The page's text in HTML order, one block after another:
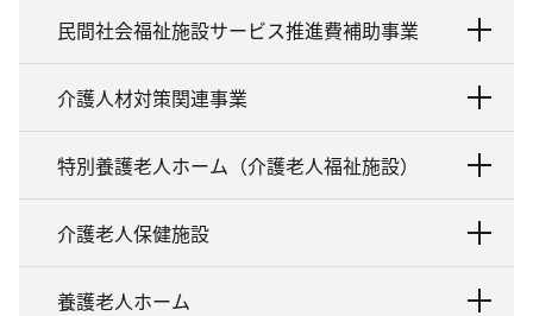
民間社会福祉施設サービス推進費補助事業
介護人材対策関連事業
特別養護老人ホーム（介護老人福祉施設）
介護老人保健施設
養護老人ホーム